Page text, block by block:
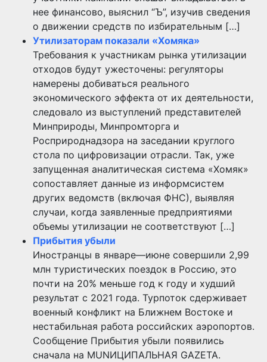
нее финансово, выяснил “Ъ”, изучив сведения
о движении средств по избирательным […]
Утилизаторам показали «Хомяка»
Требования к участникам рынка утилизации
отходов будут ужесточены: регуляторы
намерены добиваться реального
экономического эффекта от их деятельности,
следовало из выступлений представителей
Минприроды, Минпромторга и
Росприроднадзора на заседании круглого
стола по цифровизации отрасли. Так, уже
запущенная аналитическая система «Хомяк»
сопоставляет данные из информсистем
других ведомств (включая ФНС), выявляя
случаи, когда заявленные предприятиями
объемы утилизации не соответствуют […]
Прибытия убыли
Иностранцы в январе—июне совершили 2,99
млн туристических поездок в Россию, это
почти на 20% меньше год к году и худший
результат с 2021 года. Турпоток сдерживает
военный конфликт на Ближнем Востоке и
нестабильная работа российских аэропортов.
Сообщение Прибытия убыли появились
сначала на MUNИЦИПАЛЬНАЯ GAZЕТА.